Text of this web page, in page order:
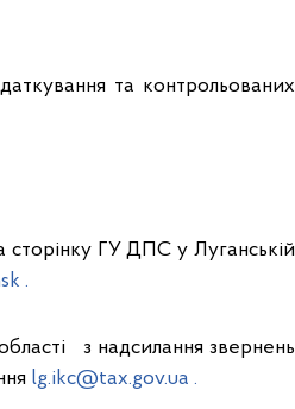
та контрольованих
сторінку ГУ ДПС у Луганській
.
з надсилання звернень
lg.ikc@tax.gov.ua .